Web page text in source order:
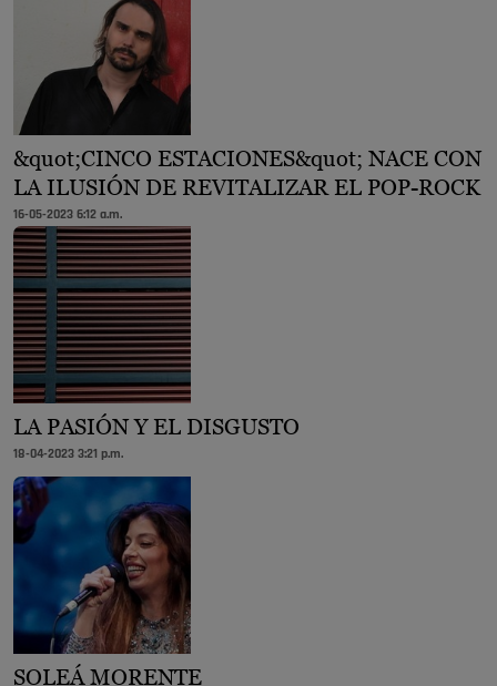
&quot;CINCO ESTACIONES&quot; NACE CON
LA ILUSIÓN DE REVITALIZAR EL POP-ROCK
16-05-2023 6:12 a.m.
LA PASIÓN Y EL DISGUSTO
18-04-2023 3:21 p.m.
SOLEÁ MORENTE